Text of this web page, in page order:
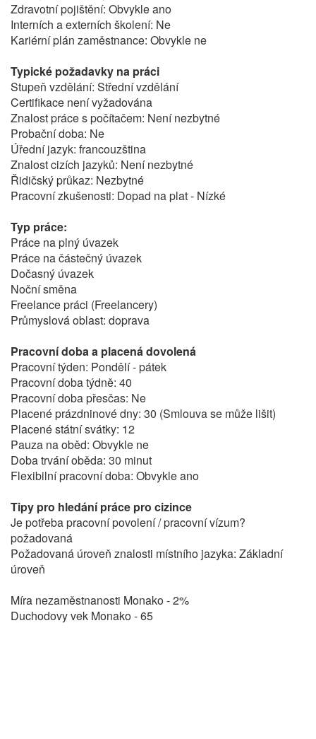
Zdravotní pojištění: Obvykle ano
Interních a externích školení: Ne
Kariérní plán zaměstnance: Obvykle ne
Typické požadavky na práci
Stupeň vzdělání: Střední vzdělání
Certifikace není vyžadována
Znalost práce s počítačem: Není nezbytné
Probační doba: Ne
Úřední jazyk: francouzština
Znalost cizích jazyků: Není nezbytné
Řidičský průkaz: Nezbytné
Pracovní zkušenosti: Dopad na plat - Nízké
Typ práce:
Práce na plný úvazek
Práce na částečný úvazek
Dočasný úvazek
Noční směna
Freelance práci (Freelancery)
Průmyslová oblast: doprava
Pracovní doba a placená dovolená
Pracovní týden: Pondělí - pátek
Pracovní doba týdně: 40
Pracovní doba přesčas: Ne
Placené prázdninové dny: 30 (Smlouva se může lišit)
Placené státní svátky: 12
Pauza na oběd: Obvykle ne
Doba trvání oběda: 30 minut
Flexibilní pracovní doba: Obvykle ano
Tipy pro hledání práce pro cizince
Je potřeba pracovní povolení / pracovní vízum?
požadovaná
Požadovaná úroveň znalosti místního jazyka: Základní
úroveň
Míra nezaměstnanosti Monako - 2%
Duchodovy vek Monako - 65